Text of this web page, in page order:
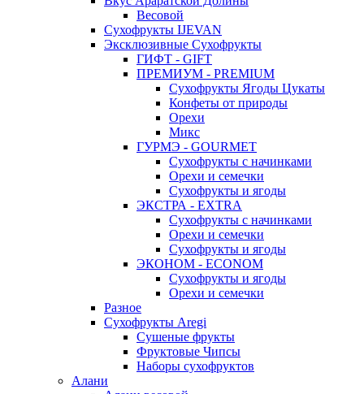
Весовой
Сухофрукты IJEVAN
Эксклюзивные Сухофрукты
ГИФТ - GIFT
ПРЕМИУМ - PREMIUM
Сухофрукты Ягоды Цукаты
Конфеты от природы
Орехи
Микс
ГУРМЭ - GOURMET
Сухофрукты с начинками
Орехи и семечки
Сухофрукты и ягоды
ЭКСТРА - EXTRA
Сухофрукты с начинками
Орехи и семечки
Сухофрукты и ягоды
ЭКОНОМ - ECONOM
Сухофрукты и ягоды
Орехи и семечки
Разное
Сухофрукты Aregi
Сушеные фрукты
Фруктовые Чипсы
Наборы сухофруктов
Алани